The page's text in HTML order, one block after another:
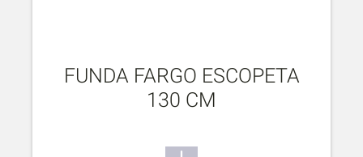
FUNDA FARGO ESCOPETA
130 CM